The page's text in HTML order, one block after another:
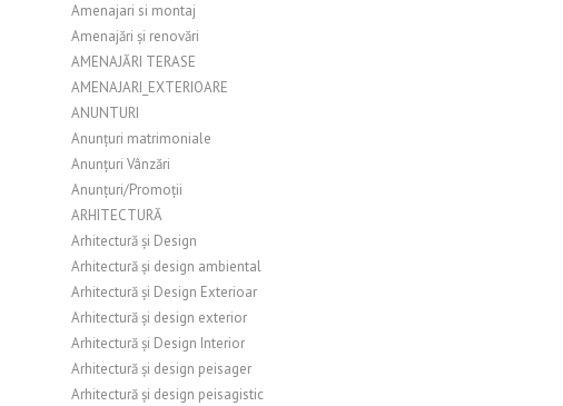
Amenajari si montaj
Amenajări și renovări
AMENAJĂRI TERASE
AMENAJARI_EXTERIOARE
ANUNTURI
Anunțuri matrimoniale
Anunțuri Vânzări
Anunțuri/Promoții
ARHITECTURĂ
Arhitectură și Design
Arhitectură și design ambiental
Arhitectură și Design Exterioar
Arhitectură și design exterior
Arhitectură și Design Interior
Arhitectură și design peisager
Arhitectură și design peisagistic